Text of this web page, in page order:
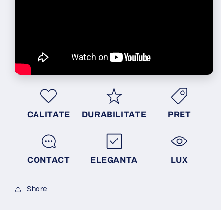
CALITATE DURABILITATE PRET
CONTACT ELEGANTA LUX
Share